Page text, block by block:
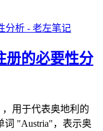
册的必要性分
用于代表奥地利的
词 "Austria"，表示奥